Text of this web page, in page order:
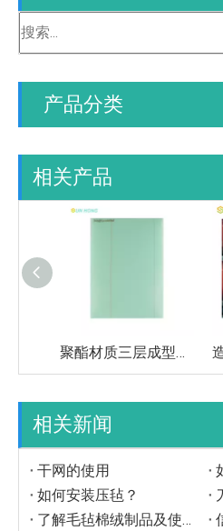
产品分类
相关产品
聚酯材质三层成型网织物
相关新闻
干网的使用
如何安装压毡？
了解毛毡棉绒制品及使用方法？